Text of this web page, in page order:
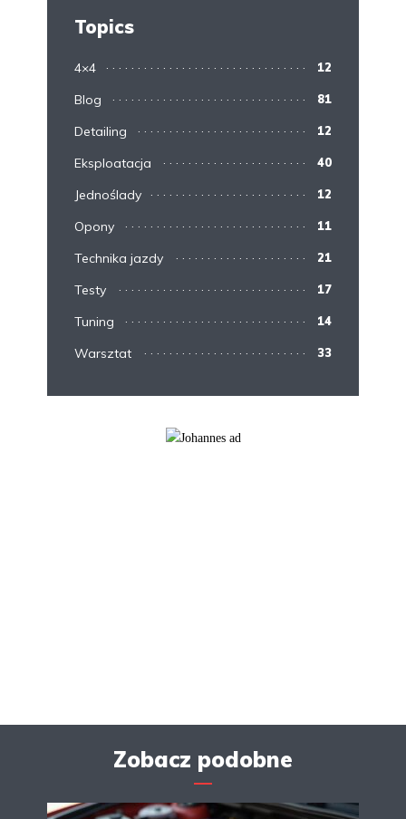
Topics
4×4 12
Blog 81
Detailing 12
Eksploatacja 40
Jednoślady 12
Opony 11
Technika jazdy 21
Testy 17
Tuning 14
Warsztat 33
Zobacz podobne